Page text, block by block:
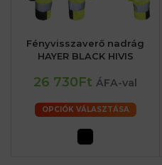
Fényvisszaverő nadrág
HAYER BLACK HIVIS
26 730Ft ÁFA-val
OPCIÓK VÁLASZTÁSA